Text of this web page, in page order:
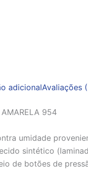
adicionalAvaliações
AMARELA 954
umidade
sintético
de botões de